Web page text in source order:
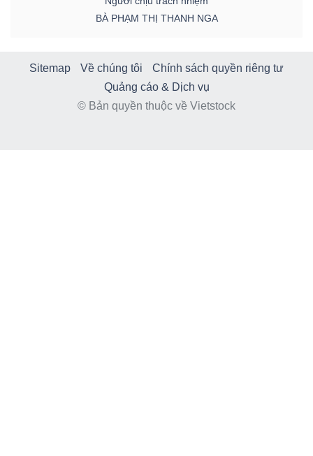
BÀ PHẠM THỊ THANH NGA
Sitemap Về chúng tôi
Chính sách quyền riêng tư
Quảng cáo & Dịch vụ
© Bản quyền thuộc về Vietstock